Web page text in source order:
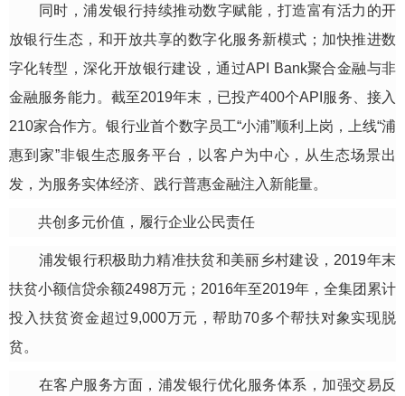
同时，浦发银行持续推动数字赋能，打造富有活力的开
放银行生态，和开放共享的数字化服务新模式；加快推进数
字化转型，深化开放银行建设，通过API Bank聚合金融与非
金融服务能力。截至2019年末，已投产400个API服务、接入
210家合作方。银行业首个数字员工“小浦”顺利上岗，上线“浦
惠到家”非银生态服务平台，以客户为中心，从生态场景出
发，为服务实体经济、践行普惠金融注入新能量。
共创多元价值，履行企业公民责任
浦发银行积极助力精准扶贫和美丽乡村建设，2019年末
扶贫小额信贷余额2498万元；2016年至2019年，全集团累计
投入扶贫资金超过9,000万元，帮助70多个帮扶对象实现脱
贫。
在客户服务方面，浦发银行优化服务体系，加强交易反